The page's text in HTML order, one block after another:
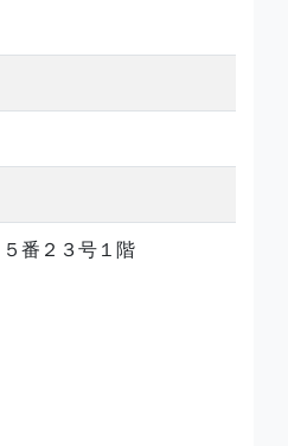
番２３号１階